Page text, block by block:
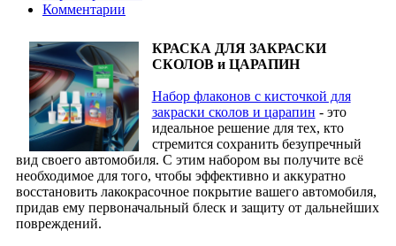
Комментарии
КРАСКА ДЛЯ ЗАКРАСКИ
СКОЛОВ и ЦАРАПИН
Набор флаконов с кисточкой для
закраски сколов и царапин - это
идеальное решение для тех, кто
стремится сохранить безупречный
вид своего автомобиля. С этим набором вы получите всё
необходимое для того, чтобы эффективно и аккуратно
восстановить лакокрасочное покрытие вашего автомобиля,
придав ему первоначальный блеск и защиту от дальнейших
повреждений.